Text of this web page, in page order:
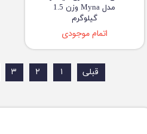
مدل Myna وزن 1.5
گیلوگرم
اتمام موجودی
قبلی ۱ ۲ ۳